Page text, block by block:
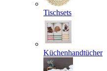
Tischsets
Küchenhandtücher